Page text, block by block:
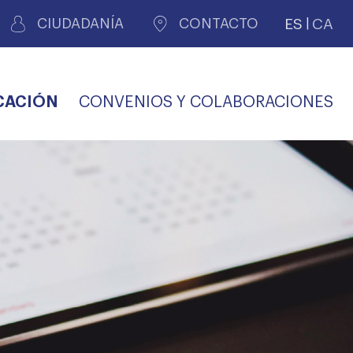
CIUDADANÍA CONTACTO ES CA
CONVENIOS Y COLABORACIONES
PROFESIONAL
RECETAS
privada